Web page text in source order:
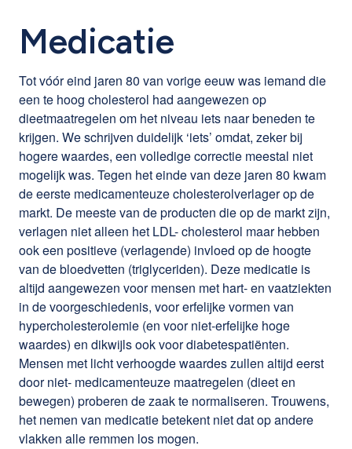
Medicatie
Tot vóór eind jaren 80 van vorige eeuw was iemand die
een te hoog cholesterol had aangewezen op
dieetmaatregelen om het niveau iets naar beneden te
krijgen. We schrijven duidelijk ‘iets’ omdat, zeker bij
hogere waardes, een volledige correctie meestal niet
mogelijk was. Tegen het einde van deze jaren 80 kwam
de eerste medicamenteuze cholesterolverlager op de
markt. De meeste van de producten die op de markt zijn,
verlagen niet alleen het LDL- cholesterol maar hebben
ook een positieve (verlagende) invloed op de hoogte
van de bloedvetten (triglyceriden). Deze medicatie is
altijd aangewezen voor mensen met hart- en vaatziekten
in de voorgeschiedenis, voor erfelijke vormen van
hypercholesterolemie (en voor niet-erfelijke hoge
waardes) en dikwijls ook voor diabetespatiënten.
Mensen met licht verhoogde waardes zullen altijd eerst
door niet- medicamenteuze maatregelen (dieet en
bewegen) proberen de zaak te normaliseren. Trouwens,
het nemen van medicatie betekent niet dat op andere
vlakken alle remmen los mogen.